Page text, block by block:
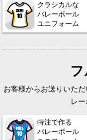
クラシカルな
バレーボール
ユニフォーム
お客様からお送りいた
レ
特注で作る
バレーボール